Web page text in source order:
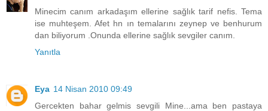
Minecim canım arkadaşım ellerine sağlık tarif nefis. Tema
ise muhteşem. Afet hn ın temalarını zeynep ve benhurum
dan biliyorum .Onunda ellerine sağlık sevgiler canım.
Yanıtla
Eya 14 Nisan 2010 09:49
Gercekten bahar gelmis sevgili Mine...ama ben pastaya